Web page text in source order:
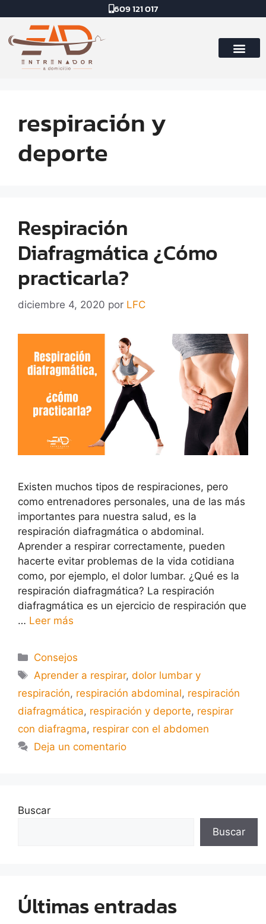
609 121 017
respiración y
deporte
Respiración
Diafragmática ¿Cómo
practicarla?
diciembre 4, 2020 por LFC
Existen muchos tipos de respiraciones, pero
como entrenadores personales, una de las más
importantes para nuestra salud, es la
respiración diafragmática o abdominal.
Aprender a respirar correctamente, pueden
hacerte evitar problemas de la vida cotidiana
como, por ejemplo, el dolor lumbar. ¿Qué es la
respiración diafragmática? La respiración
diafragmática es un ejercicio de respiración que
… Leer más
Consejos
Aprender a respirar,dolor lumbar y
respiración, respiración abdominal, respiración
diafragmática, respiración y deporte, respirar
con diafragma, respirar con el abdomen
Deja un comentario
Buscar
Buscar
Últimas entradas